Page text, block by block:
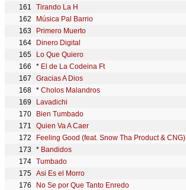
Tirando La H
Música Pal Barrio
Primero Muerto
Dinero Digital
Lo Que Quiero
* El de La Codeina Ft
Gracias A Dios
* Cholos Malandros
Lavadichi
Bien Tumbado
Quien Va A Caer
Feeling Good (feat. Snow Tha Product & CNG)
* Bandidos
Tumbado
Asi Es el Morro
No Se por Que Tanto Enredo